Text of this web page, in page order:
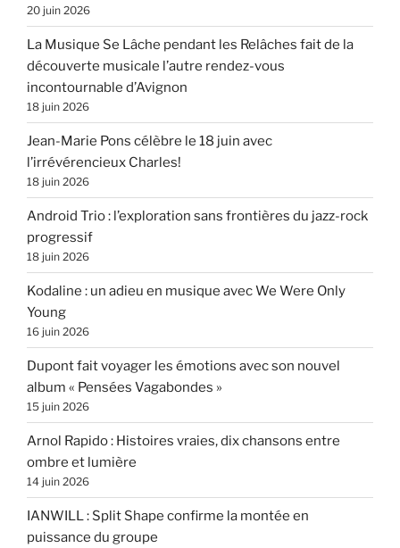
20 juin 2026
La Musique Se Lâche pendant les Relâches fait de la
découverte musicale l’autre rendez-vous
incontournable d’Avignon
18 juin 2026
Jean-Marie Pons célèbre le 18 juin avec
l’irrévérencieux Charles!
18 juin 2026
Android Trio : l’exploration sans frontières du jazz-rock
progressif
18 juin 2026
Kodaline : un adieu en musique avec We Were Only
Young
16 juin 2026
Dupont fait voyager les émotions avec son nouvel
album « Pensées Vagabondes »
15 juin 2026
Arnol Rapido : Histoires vraies, dix chansons entre
ombre et lumière
14 juin 2026
IANWILL : Split Shape confirme la montée en
puissance du groupe